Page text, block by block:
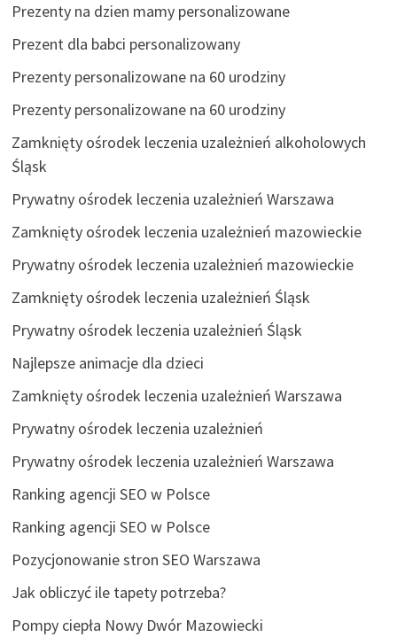
Prezenty na dzien mamy personalizowane
Prezent dla babci personalizowany
Prezenty personalizowane na 60 urodziny
Prezenty personalizowane na 60 urodziny
Zamknięty ośrodek leczenia uzależnień alkoholowych
Śląsk
Prywatny ośrodek leczenia uzależnień Warszawa
Zamknięty ośrodek leczenia uzależnień mazowieckie
Prywatny ośrodek leczenia uzależnień mazowieckie
Zamknięty ośrodek leczenia uzależnień Śląsk
Prywatny ośrodek leczenia uzależnień Śląsk
Najlepsze animacje dla dzieci
Zamknięty ośrodek leczenia uzależnień Warszawa
Prywatny ośrodek leczenia uzależnień
Prywatny ośrodek leczenia uzależnień Warszawa
Ranking agencji SEO w Polsce
Ranking agencji SEO w Polsce
Pozycjonowanie stron SEO Warszawa
Jak obliczyć ile tapety potrzeba?
Pompy ciepła Nowy Dwór Mazowiecki